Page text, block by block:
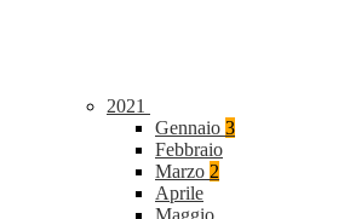
2021
Gennaio 3
Febbraio
Marzo 2
Aprile